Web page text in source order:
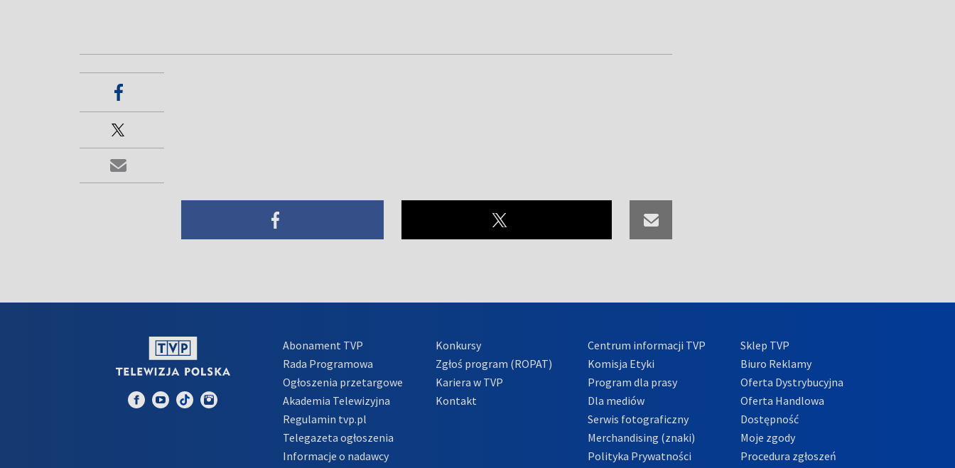
Abonament TVP
Rada Programowa
Ogłoszenia przetargowe
Akademia Telewizyjna
Regulamin tvp.pl
Telegazeta ogłoszenia
Informacje o nadawcy
Konkursy
Zgłoś program (ROPAT)
Kariera w TVP
Kontakt
Centrum informacji TVP
Komisja Etyki
Program dla prasy
Dla mediów
Serwis fotograficzny
Merchandising (znaki)
Polityka Prywatności
Sklep TVP
Biuro Reklamy
Oferta Dystrybucyjna
Oferta Handlowa
Dostępność
Moje zgody
Procedura zgłoszeń